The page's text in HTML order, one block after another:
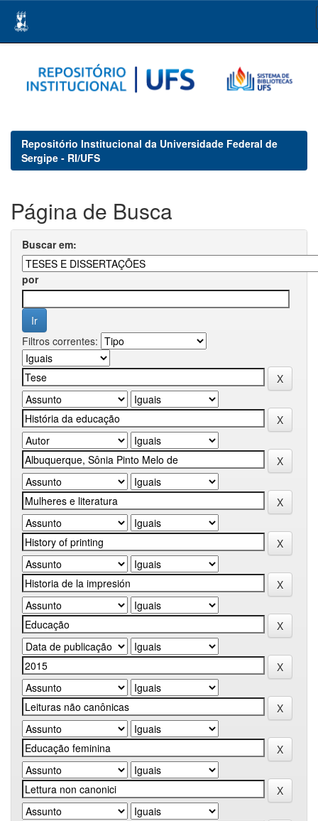
navigation
Repositório Institucional da Universidade Federal de
Sergipe - RI/UFS
Página de Busca
Buscar em:
por
Filtros correntes: